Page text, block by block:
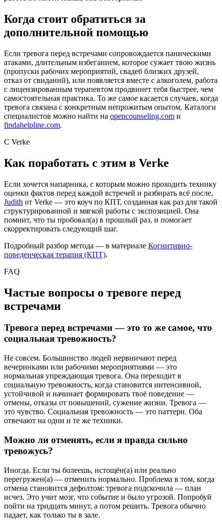
Когда стоит обратиться за
дополнительной помощью
Если тревога перед встречами сопровождается паническими
атаками, длительным избеганием, которое сужает твою жизнь
(пропуски рабочих мероприятий, свадеб близких друзей,
отказ от свиданий), или появляется вместе с алкоголем, работа
с лицензированным терапевтом продвинет тебя быстрее, чем
самостоятельная практика. То же самое касается случаев, когда
тревога связана с конкретным непрожитым опытом. Каталоги
специалистов можно найти на opencounseling.com и
findahelpline.com.
С Verke
Как поработать с этим в Verke
Если хочется напарника, с которым можно проходить технику
оценки фактов перед каждой встречей и разбирать всё после,
Judith от Verke — это коуч по КПТ, созданная как раз для такой
структурированной и мягкой работы с экспозицией. Она
помнит, что ты пробовал(а) в прошлый раз, и помогает
скорректировать следующий шаг.
Подробный разбор метода — в материале Когнитивно-
поведенческая терапия (КПТ).
FAQ
Частые вопросы о тревоге перед
встречами
Тревога перед встречами — это то же самое, что
социальная тревожность?
Не совсем. Большинство людей нервничают перед
вечеринками или рабочими мероприятиями — это
нормальная упреждающая тревога. Она переходит в
социальную тревожность, когда становится интенсивной,
устойчивой и начинает формировать твоё поведение —
отмены, отказы от повышений, сужение жизни. Тревога —
это чувство. Социальная тревожность — это паттерн. Оба
отвечают на одни и те же техники.
Можно ли отменять, если я правда сильно
тревожусь?
Иногда. Если ты болеешь, истощён(а) или реально
перегружен(а) — отменить нормально. Проблема в том, когда
отмена становится дефолтом: тревога подскочила — план
исчез. Это учит мозг, что событие и было угрозой. Попробуй
пойти на тридцать минут, а потом решить. Тревога обычно
падает, как только ты в зале.